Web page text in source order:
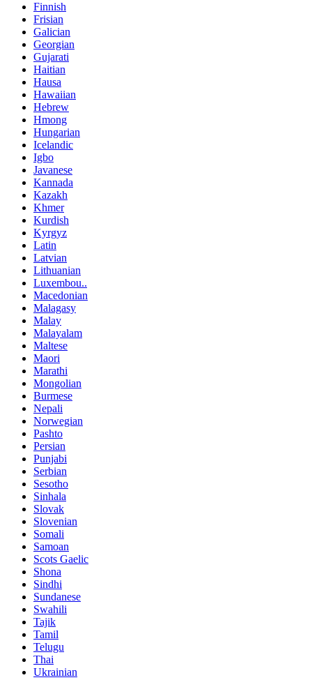
Finnish
Frisian
Galician
Georgian
Gujarati
Haitian
Hausa
Hawaiian
Hebrew
Hmong
Hungarian
Icelandic
Igbo
Javanese
Kannada
Kazakh
Khmer
Kurdish
Kyrgyz
Latin
Latvian
Lithuanian
Luxembou..
Macedonian
Malagasy
Malay
Malayalam
Maltese
Maori
Marathi
Mongolian
Burmese
Nepali
Norwegian
Pashto
Persian
Punjabi
Serbian
Sesotho
Sinhala
Slovak
Slovenian
Somali
Samoan
Scots Gaelic
Shona
Sindhi
Sundanese
Swahili
Tajik
Tamil
Telugu
Thai
Ukrainian